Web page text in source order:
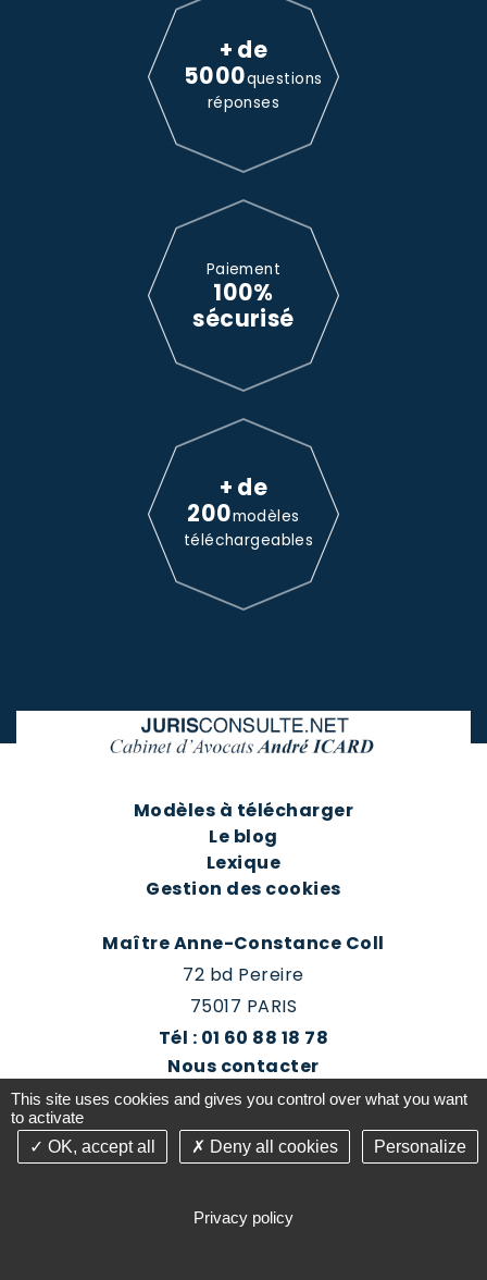
+ de
5000questions
réponses
Paiement
100%
sécurisé
+ de
200modèles
téléchargeables
Modèles à télécharger
Le blog
Lexique
Gestion des cookies
Maître Anne-Constance Coll
72 bd Pereire
75017 PARIS
Tél : 01 60 88 18 78
Nous contacter
Prendre rendez-vous
This site uses cookies and gives you control over what you want
to activate
OK, accept all
Deny all cookies Personalize
Privacy policy